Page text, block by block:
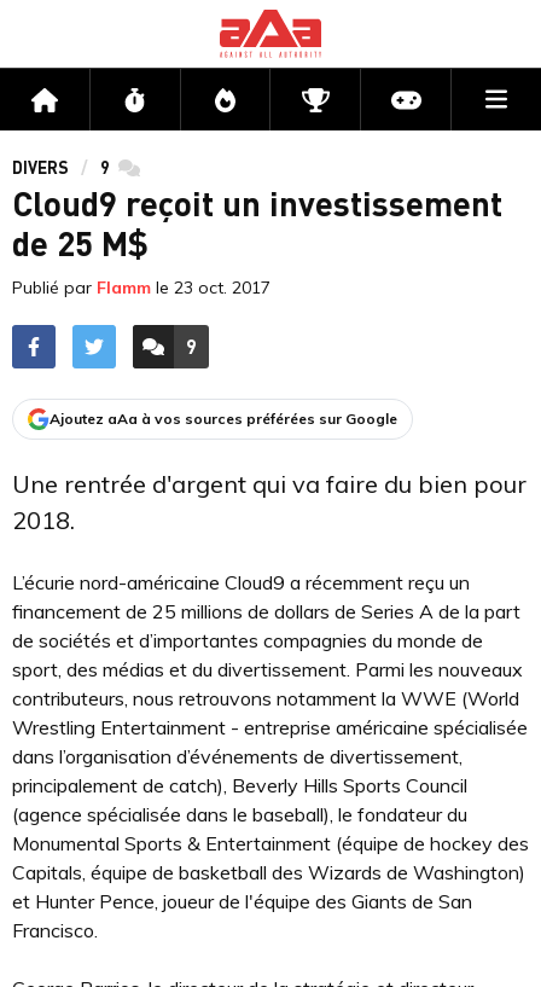
Accueil Flux Directs CompétitionsActu jeux
DIVERS 9 commentaires
Cloud9 reçoit un investissement
de 25 M$
Publié par Flamm le 23 oct. 2017
ACCÉDER AUX
9
COMMENTAIRES
Ajoutez aAa à vos sources préférées sur Google
Une rentrée d'argent qui va faire du bien pour
2018.
L’écurie nord-américaine Cloud9 a récemment reçu un
financement de 25 millions de dollars de Series A de la part
de sociétés et d’importantes compagnies du monde de
sport, des médias et du divertissement. Parmi les nouveaux
contributeurs, nous retrouvons notamment la WWE (World
Wrestling Entertainment - entreprise américaine spécialisée
dans l’organisation d’événements de divertissement,
principalement de catch), Beverly Hills Sports Council
(agence spécialisée dans le baseball), le fondateur du
Monumental Sports & Entertainment (équipe de hockey des
Capitals, équipe de basketball des Wizards de Washington)
et Hunter Pence, joueur de l'équipe des Giants de San
Francisco.